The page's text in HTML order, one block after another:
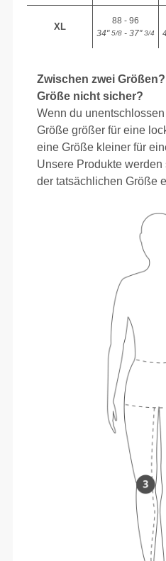
XL
88 - 96
34"5/8 - 37"3/4
Zwischen zwei
Größe nicht sicher?
Wenn du
Größe größer für eine
eine Größe kleiner für
Unsere Produkte
der tatsächlichen Größe